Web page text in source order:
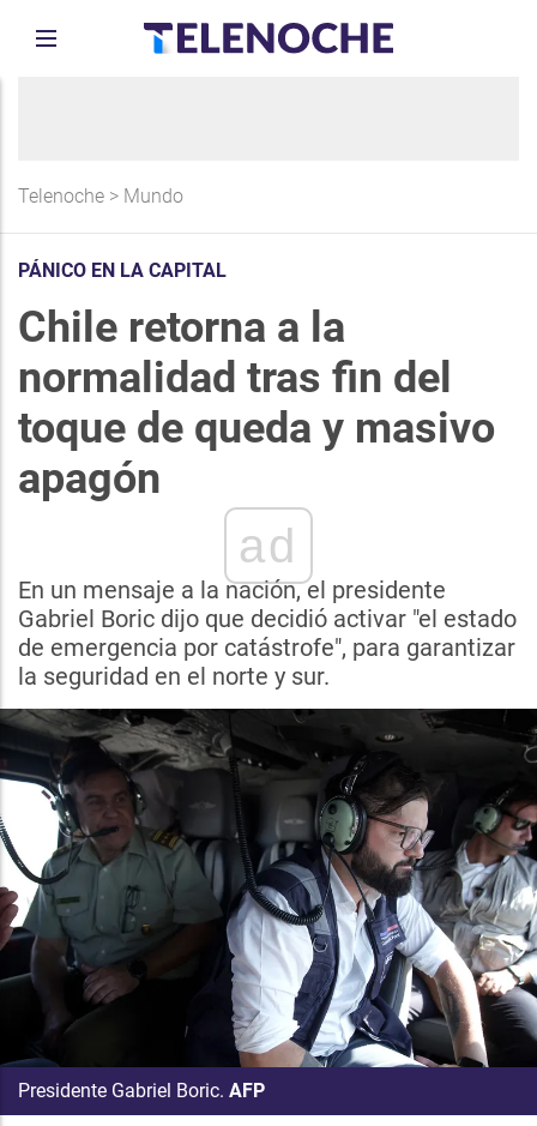
Telenoche > Mundo
PÁNICO EN LA CAPITAL
Chile retorna a la
normalidad tras fin del
toque de queda y masivo
apagón
ad
En un mensaje a la nación, el presidente
Gabriel Boric dijo que decidió activar "el estado
de emergencia por catástrofe", para garantizar
la seguridad en el norte y sur.
Presidente Gabriel Boric. AFP